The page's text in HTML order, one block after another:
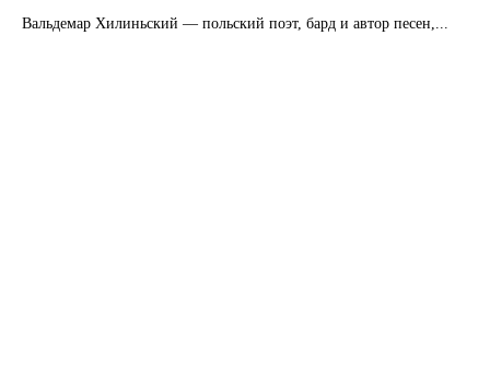
Вальдемар Хилиньский — польский поэт, бард и автор песен,...